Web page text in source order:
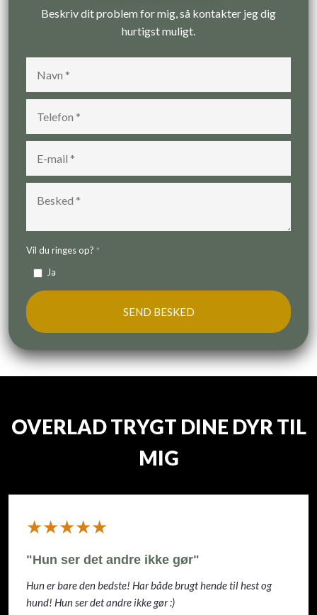
Beskriv dit problem for mig, så kontakter jeg dig
hurtigst muligt.
Vil du ringes op? *
Ja
OVERLAD TRYGT DINE DYR TIL
MIG
​★★★★★
"Hun ser det andre ikke gør"
Hun er bare den bedste! Har både brugt hende til hest og
hund! Hun ser det andre ikke gør :)